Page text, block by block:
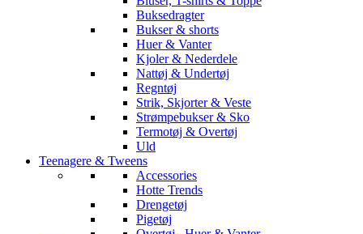
Buksedragter
Bukser & shorts
Huer & Vanter
Kjoler & Nederdele
Nattøj & Undertøj
Regntøj
Strik, Skjorter & Veste
Strømpebukser & Sko
Termotøj & Overtøj
Uld
Teenagere & Tweens
Accessories
Hotte Trends
Drengetøj
Pigetøj